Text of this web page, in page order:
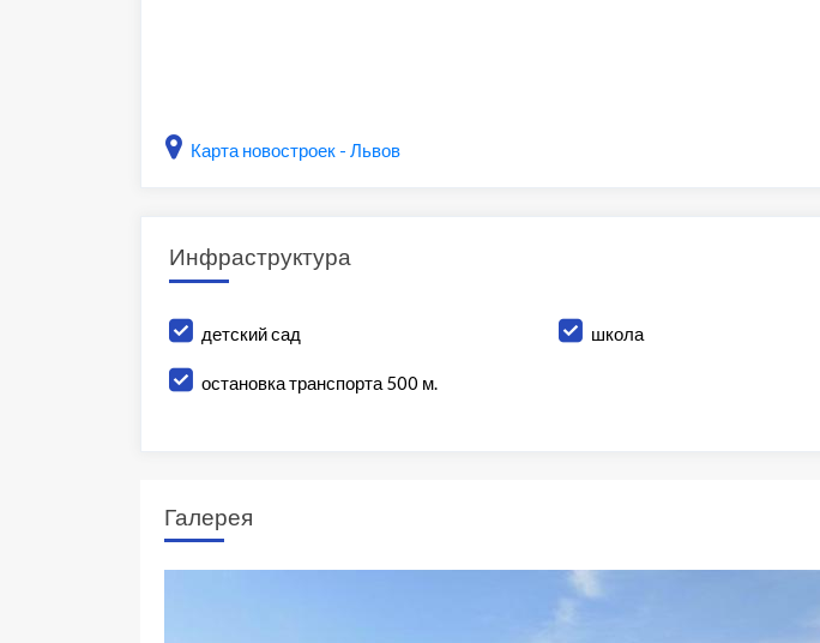
Карта новостроек - Львов
Инфраструктура
детский сад школа
остановка транспорта 500 м.
Галерея